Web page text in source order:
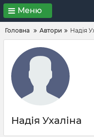
Меню
Головна Автори Надія
Надія Ухаліна